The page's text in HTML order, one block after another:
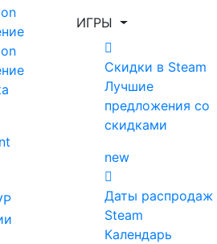
ИГРЫ
Скидки в Steam
Лучшие
предложения со
скидками
new
Даты распродаж
Steam
Календарь
фильтр
Mundi
Скидки в Steam
Выгодные скидки